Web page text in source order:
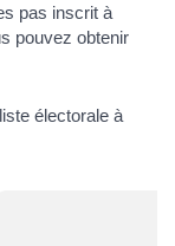
pas inscrit à
pouvez obtenir
électorale à